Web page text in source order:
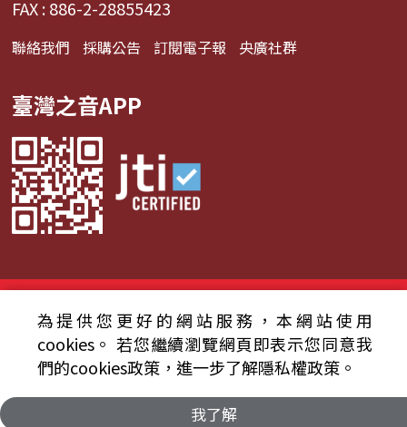
FAX : 886-2-28855423
聯絡我們 採購公告 訂閱電子報 央廣社群
臺灣之音APP
© 2024財團法人中央廣播電臺 版權所有
資通安全政策聲明
服務條款 隱私權條款
為提供您更好的網站服務，本網站使用
cookies。 若您繼續瀏覽網頁即表示您同意我
們的cookies政策，進一步了解隱私權政策。
我了解